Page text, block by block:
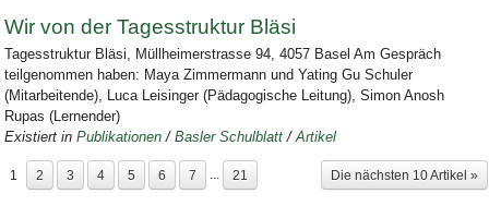
Wir von der Tagesstruktur Bläsi
Tagesstruktur Bläsi, Müllheimerstrasse 94, 4057 Basel Am Gespräch
teilgenommen haben: Maya Zimmermann und Yating Gu Schuler
(Mitarbeitende), Luca Leisinger (Pädagogische Leitung), Simon Anosh
Rupas (Lernender)
Existiert in Publikationen /Basler Schulblatt /Artikel
Die nächsten 10 Artikel »
1 2 3 4 5 6 7 21